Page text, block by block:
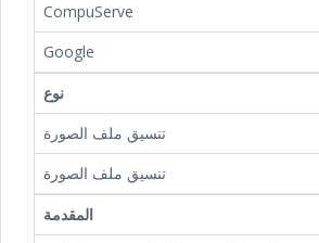
CompuServe
Google
نوع
تنسيق ملف الصورة
تنسيق ملف الصورة
المقدمة